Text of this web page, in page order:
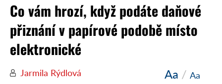
Co vám hrozí, když podáte daňové
přiznání v papírové podobě místo
elektronické
Jarmila Rýdlová Aa / Aa